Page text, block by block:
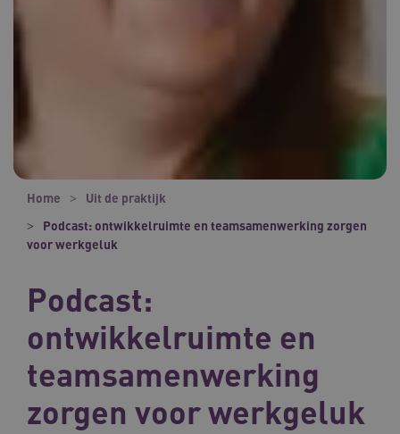
Home
Uit de praktijk
Podcast: ontwikkelruimte en teamsamenwerking zorgen
voor werkgeluk
Podcast:
ontwikkelruimte en
teamsamenwerking
zorgen voor werkgeluk